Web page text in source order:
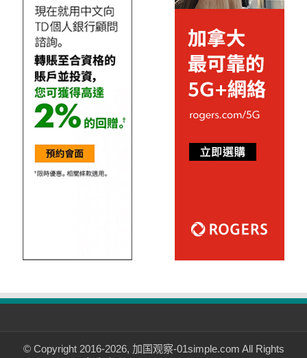
© Copyright 2016-2026, 加国观察-01simple.com All Rights